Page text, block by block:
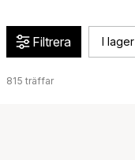
Filtrera I lager
815 träffar